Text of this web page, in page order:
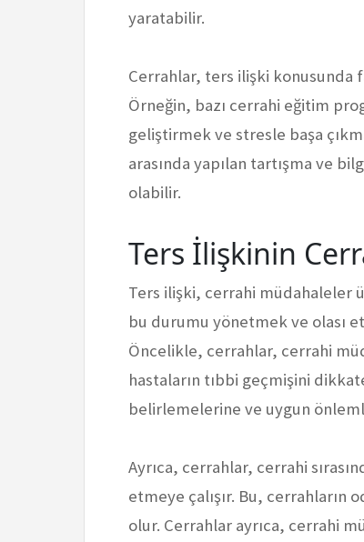
yaratabilir.
Cerrahlar, ters ilişki konusunda
Örneğin, bazı cerrahi eğitim
geliştirmek ve stresle başa
arasında yapılan tartışma ve
olabilir.
Ters İlişkinin
Ters ilişki, cerrahi müdahaleler
bu durumu yönetmek ve olası
Öncelikle, cerrahlar, cerrahi
hastaların tıbbi geçmişini
belirlemelerine ve uygun
Ayrıca, cerrahlar, cerrahi
etmeye çalışır. Bu, cerrahların
olur. Cerrahlar ayrıca, cerrahi